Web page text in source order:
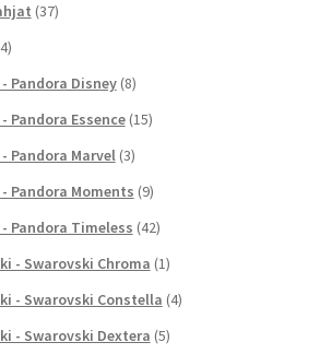
(37)
Pandora Disney (8)
Pandora Essence (15)
Pandora Marvel (3)
Pandora Moments (9)
Pandora Timeless (42)
- Swarovski Chroma (1)
- Swarovski Constella (4)
- Swarovski Dextera (5)